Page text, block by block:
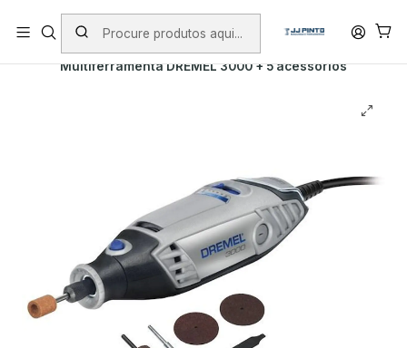
PORTES INCLUÍDOS EM ENCOMENDAS +75€ (excepto ilhas)
Início PRODUTOS
DREMEL
Multiferramenta DREMEL 3000 + 5 acessórios